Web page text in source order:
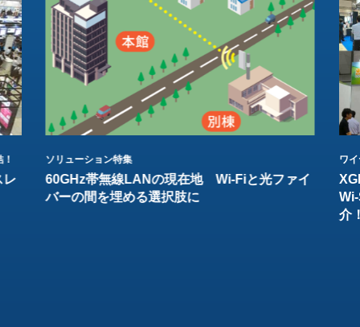
レ
ソリューション特集
60GHz帯無線LANの現在地 Wi-Fiと光ファイ
バーの間を埋める選択肢に
ワ
介